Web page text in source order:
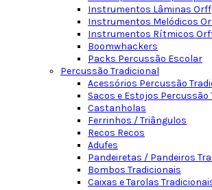
Instrumentos Lâminas Orff
Instrumentos Melódicos
Instrumentos Rítmicos
Boomwhackers
Packs Percussão Escolar
Percussão Tradicional
Acessórios Percussão
Sacos e Estojos Percussão
Castanholas
Ferrinhos / Triângulos
Recos Recos
Adufes
Pandeiretas / Pandeiros
Bombos Tradicionais
Caixas e Tarolas